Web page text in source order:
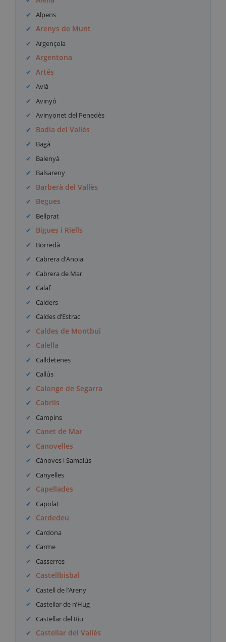
Alpens
Arenys de Munt
Argençola
Argentona
Artés
Avià
Avinyó
Avinyonet del Penedès
Badia del Vallès
Bagà
Balenyà
Balsareny
Barberà del Vallès
Begues
Bellprat
Bigues i Riells
Borredà
Cabrera d’Anoia
Cabrera de Mar
Calaf
Calders
Caldes d’Estrac
Caldes de Montbui
Calella
Calldetenes
Callús
Calonge de Segarra
Cabrils
Campins
Canet de Mar
Canovelles
Cànoves i Samalús
Canyelles
Capellades
Capolat
Cardedeu
Cardona
Carme
Casserres
Castellbisbal
Castell de l’Areny
Castellar de n’Hug
Castellar del Riu
Castellar del Vallès